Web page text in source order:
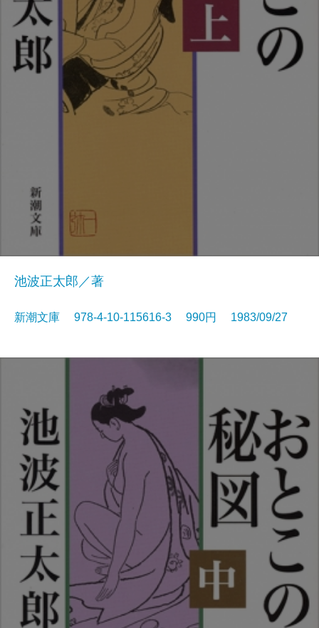
池波正太郎／著
新潮文庫 978-4-10-115616-3 990円 1983/09/27